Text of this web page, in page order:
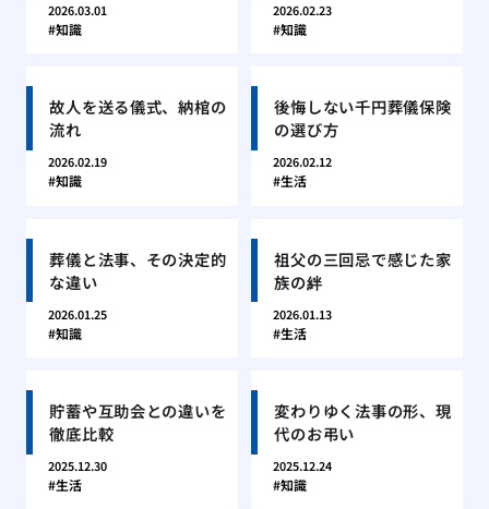
2026.03.01
知識
2026.02.23
知識
故人を送る儀式、納棺の
流れ
2026.02.19
知識
後悔しない千円葬儀保険
の選び方
2026.02.12
生活
葬儀と法事、その決定的
な違い
2026.01.25
知識
祖父の三回忌で感じた家
族の絆
2026.01.13
生活
貯蓄や互助会との違いを
徹底比較
2025.12.30
生活
変わりゆく法事の形、現
代のお弔い
2025.12.24
知識